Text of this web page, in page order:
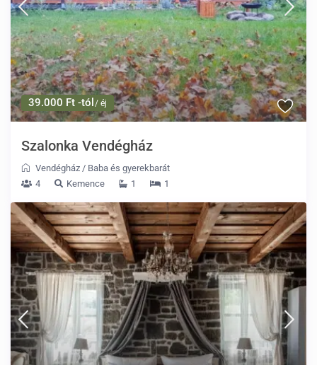
39.000 Ft -tól / éj
Szalonka Vendégház
Vendégház / Baba és gyerekbarát
4
Kemence 1 1